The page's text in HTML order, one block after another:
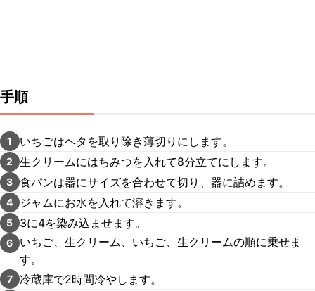
手順
1 いちごはヘタを取り除き薄切りにします。
2 生クリームにはちみつを入れて8分立てにします。
3 食パンは器にサイズを合わせて切り、器に詰めます。
4 ジャムにお水を入れて溶きます。
5 3に4を染み込ませます。
6
いちご、生クリーム、いちご、生クリームの順に乗せま
す。
7 冷蔵庫で2時間冷やします。